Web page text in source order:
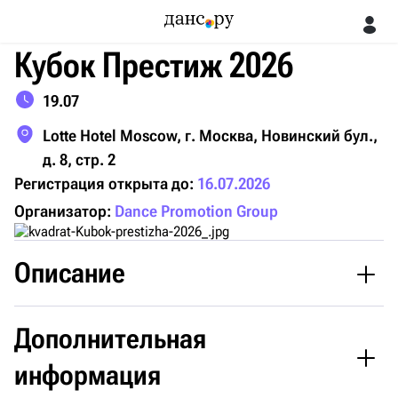
Кубок Престиж 2026
19.07
Lotte Hotel Moscow, г. Москва, Новинский бул.,
д. 8, стр. 2
Регистрация открыта до: 16.07.2026
Организатор: Dance Promotion Group
Описание
Дополнительная
информация